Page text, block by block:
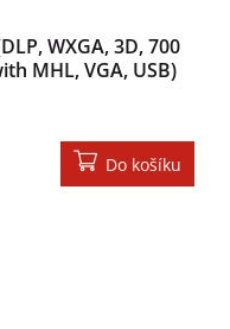
WXGA, 3D, 700
MHL, VGA, USB)
Do košíku